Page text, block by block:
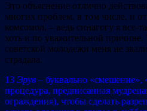
Это объяснение отлично
многих проблем, в том числе, и
комсомол, – ведь синагогу я
хоть и по уважительной
советской молодежи меня не
страдала.
13 Эрув – буквально «смешение»,
процедура, предписанная
ограждения), чтобы сделать